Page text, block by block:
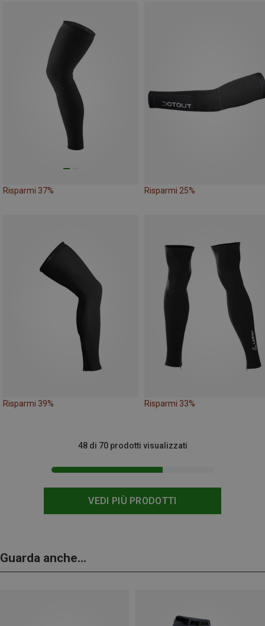
Risparmi 37% Risparmi 25%
Risparmi 39% Risparmi 33%
VEDI PIÙ PRODOTTI
48 di 70 prodotti visualizzati
Guarda anche...